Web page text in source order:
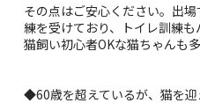
その点はご安心ください。出
練を受けており、トイレ訓練も
猫飼い初心者OKな猫ちゃんも
◆60歳を超えているが、猫を迎